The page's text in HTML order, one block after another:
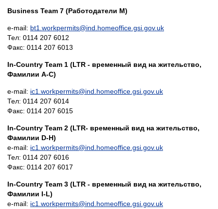
Business Team 7 (Работодатели M)
e-mail: bt1.workpermits@ind.homeoffice.gsi.gov.uk
Тел: 0114 207 6012
Факс: 0114 207 6013
In-Country Team 1 (LTR - временный вид на жительство,
Фамилии A-C)
e-mail: ic1.workpermits@ind.homeoffice.gsi.gov.uk
Тел: 0114 207 6014
Факс: 0114 207 6015
In-Country Team 2 (LTR- временный вид на жительство,
Фамилии D-H)
e-mail: ic1.workpermits@ind.homeoffice.gsi.gov.uk
Тел: 0114 207 6016
Факс: 0114 207 6017
In-Country Team 3 (LTR - временный вид на жительство,
Фамилии I-L)
e-mail: ic1.workpermits@ind.homeoffice.gsi.gov.uk